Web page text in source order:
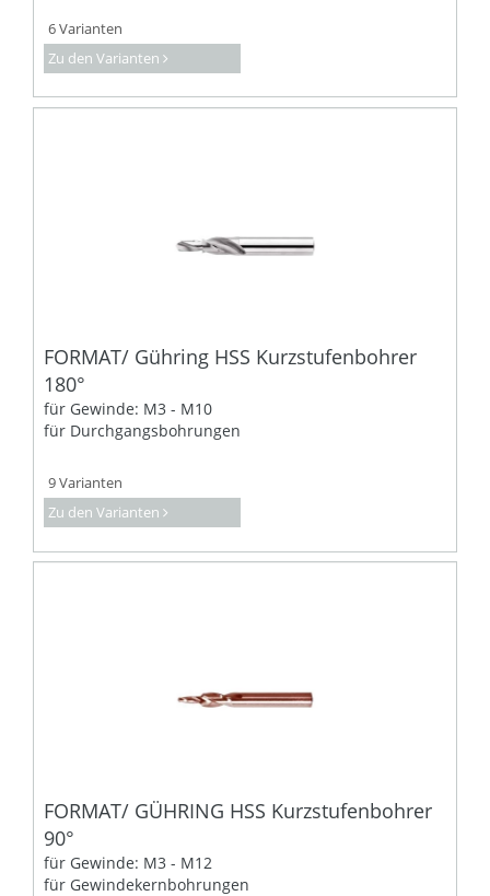
6 Varianten
Zu den Varianten
FORMAT/ Gühring HSS Kurzstufenbohrer
180°
für Gewinde: M3 - M10
für Durchgangsbohrungen
9 Varianten
Zu den Varianten
FORMAT/ GÜHRING HSS Kurzstufenbohrer
90°
für Gewinde: M3 - M12
für Gewindekernbohrungen